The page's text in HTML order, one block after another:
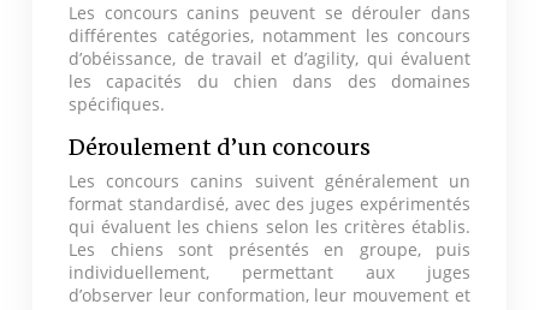
Les concours canins peuvent se dérouler dans
différentes catégories, notamment les concours
d’obéissance, de travail et d’agility, qui évaluent
les capacités du chien dans des domaines
spécifiques.
Déroulement d’un concours
Les concours canins suivent généralement un
format standardisé, avec des juges expérimentés
qui évaluent les chiens selon les critères établis.
Les chiens sont présentés en groupe, puis
individuellement, permettant aux juges
d’observer leur conformation, leur mouvement et